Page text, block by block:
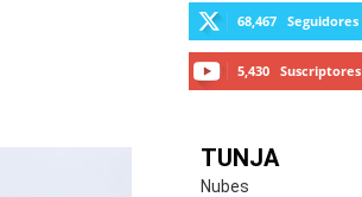
68,467 Seguidores
5,430 Suscriptores
TUNJA
Nubes